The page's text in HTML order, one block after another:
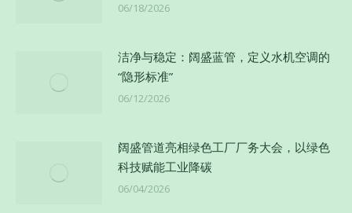
06/18/2026
洁净与稳定：阔盛蓝管，定义水机空调的
“隐形标准”
06/12/2026
阔盛管道亮相绿色工厂厂务大会，以绿色
科技赋能工业降碳
06/04/2026